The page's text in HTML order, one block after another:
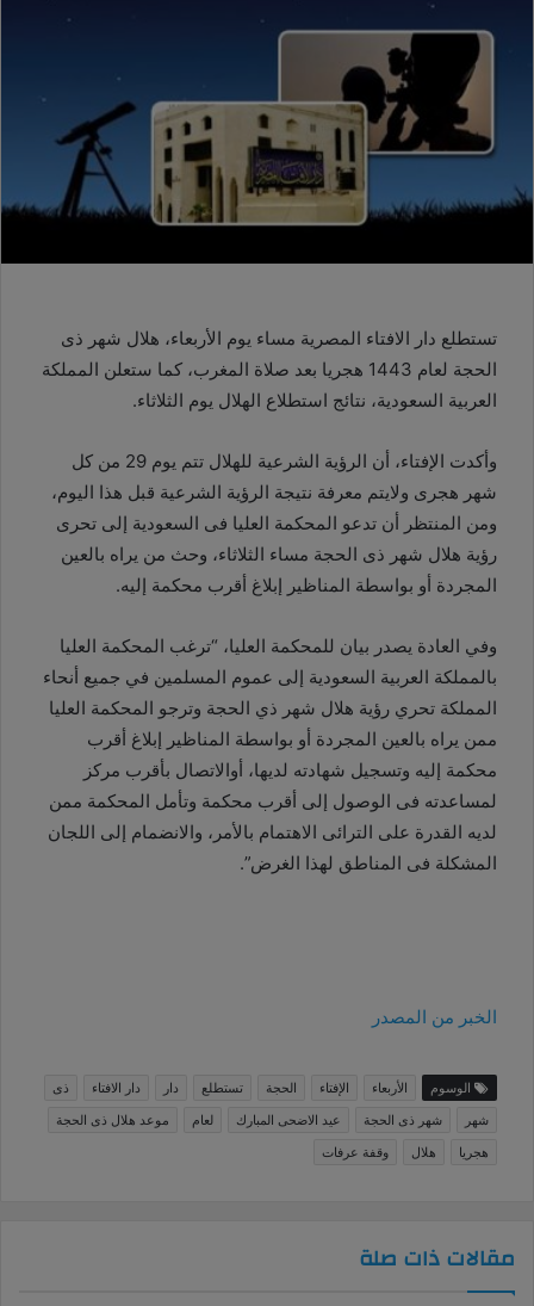
تستطلع دار الافتاء المصرية مساء يوم الأربعاء، هلال شهر ذى
الحجة لعام 1443 هجريا بعد صلاة المغرب، كما ستعلن المملكة
العربية السعودية، نتائج استطلاع الهلال يوم الثلاثاء.
وأكدت الإفتاء، أن الرؤية الشرعية للهلال تتم يوم 29 من كل
شهر هجرى ولايتم معرفة نتيجة الرؤية الشرعية قبل هذا اليوم،
ومن المنتظر أن تدعو المحكمة العليا فى السعودية إلى تحرى
رؤية هلال شهر ذى الحجة مساء الثلاثاء، وحث من يراه بالعين
المجردة أو بواسطة المناظير إبلاغ أقرب محكمة إليه.
وفي العادة يصدر بيان للمحكمة العليا، “ترغب المحكمة العليا
بالمملكة العربية السعودية إلى عموم المسلمين في جميع أنحاء
المملكة تحري رؤية هلال شهر ذي الحجة وترجو المحكمة العليا
ممن يراه بالعين المجردة أو بواسطة المناظير إبلاغ أقرب
محكمة إليه وتسجيل شهادته لديها، أوالاتصال بأقرب مركز
لمساعدته فى الوصول إلى أقرب محكمة وتأمل المحكمة ممن
لديه القدرة على الترائى الاهتمام بالأمر، والانضمام إلى اللجان
المشكلة فى المناطق لهذا الغرض”.
الخبر من المصدر
الوسوم الأربعاء الإفتاء الحجة تستطلع دار دار الافتاء
ذى
شهر
شهر ذى الحجة عيد الاضحى المبارك لعام
موعد هلال ذى الحجة
هجريا
هلال وقفة عرفات
مقالات ذات صلة